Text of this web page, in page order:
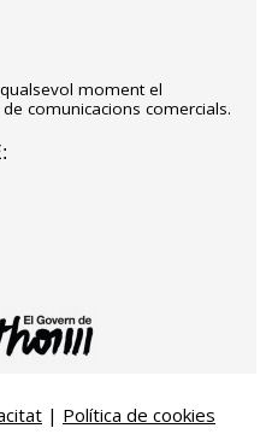
moment el
comunicacions comercials.
| Política de cookies